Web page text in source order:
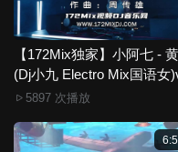
LakHouse Mix国语女)》
播放的问题，请点击这里
5.172Mix舞曲视频网禁止
关违规违法内容，请点击
将严肃处理！！
有。因平台无法一一准确
【172Mix独家】小阿七 -
(Dj小九 Electro Mix国语女
5897 次播放